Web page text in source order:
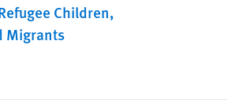
Children
Migrants